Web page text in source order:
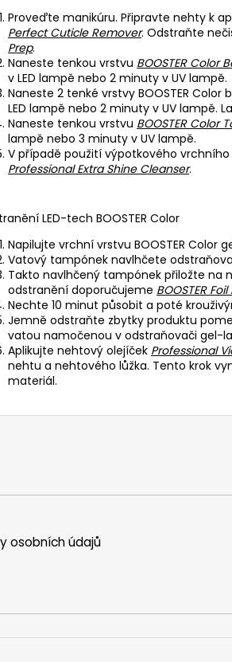
Proveďte manikúru. Připravte nehty k
Perfect Cuticle Remover. Odstraňte
Prep.
Naneste tenkou vrstvu BOOSTER Color
v LED lampě nebo 2 minuty v UV lampě.
Naneste 2 tenké vrstvy BOOSTER
LED lampě nebo 2 minuty v UV lampě.
Naneste tenkou vrstvu BOOSTER Color
lampě nebo 3 minuty v UV lampě.
V případě použití výpotkového
Professional Extra Shine Cleanser.
LED-tech BOOSTER Color
Napilujte vrchní vrstvu BOOSTER Color
Vatový tampónek navlhčete
Takto navlhčený tampónek přiložte na
odstranění doporučujeme BOOSTER
Nechte 10 minut působit a poté
Jemně odstraňte zbytky produktu
vatou namočenou v odstraňovači gel-
Aplikujte nehtový olejíček Professional
nehtu a nehtového lůžka. Tento krok
materiál.
osobních údajů